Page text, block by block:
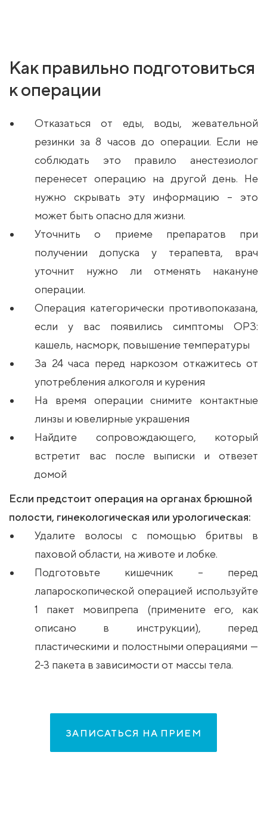
Как правильно подготовиться
к операции
Отказаться от еды, воды, жевательной
резинки за 8 часов до операции. Если не
соблюдать это правило анестезиолог
перенесет операцию на другой день. Не
нужно скрывать эту информацию – это
может быть опасно для жизни.
Уточнить о приеме препаратов при
получении допуска у терапевта, врач
уточнит нужно ли отменять накануне
операции.
Операция категорически противопоказана,
если у вас появились симптомы ОРЗ:
кашель, насморк, повышение температуры
За 24 часа перед наркозом откажитесь от
употребления алкоголя и курения
На время операции снимите контактные
линзы и ювелирные украшения
Найдите сопровождающего, который
встретит вас после выписки и отвезет
домой
Если предстоит операция на органах брюшной
полости, гинекологическая или урологическая:
Удалите волосы с помощью бритвы в
паховой области, на животе и лобке.
Подготовьте кишечник – перед
лапароскопической операцией используйте
1 пакет мовипрепа (примените его, как
описано в инструкции), перед
пластическими и полостными операциями —
2-3 пакета в зависимости от массы тела.
ЗАПИСАТЬСЯ НА ПРИЕМ